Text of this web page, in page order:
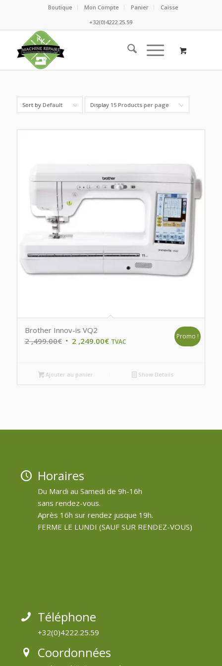
Boutique Mon Compte Panier
Caisse
+32(0)4222.25.59
Sort by Default Display 15 Products per page
Brother Innov-is VQ2
2 ,499.00€ Original
2
,499.00€.
2 ,249.00€Current
,249.00€.
TVAC
Promo !
Ajouter au panier Show Details
Horaires
Du Mardi au Samedi de 9h-16h
sans rendez-vous.
Après 16h sur rendez jusque 19h.
FERME LE LUNDI (SAUF SUR RENDEZ-VOUS)
Téléphone
+32(0)4222.25.59
Coordonnées